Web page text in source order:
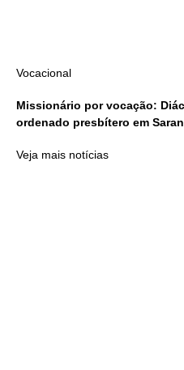
Vocacional
Missionário por vocação:
ordenado presbítero em
Veja mais notícias